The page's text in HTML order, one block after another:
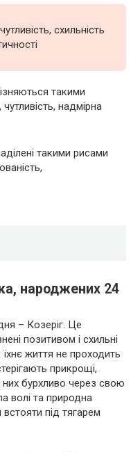
схильність
такими
надмірна
такими рисами
народжених 24
– Козеріг. Це
позитивом і схильні
життя не проходить
прикрощі,
бурхливо через свою
волі та природна
під тягарем